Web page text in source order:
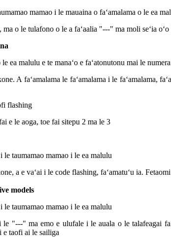
mamao i le mauaina o faʻamalama o le ea
ma o le tulafono o le a faʻaalia "---" ma moli seʻia
ea malulu e te manaʻo e faʻatonutonu mai le
A faʻamalama le faʻamalama i le faʻamalama,
flashing
e le aoga, toe fai sitepu 2 ma le 3
le taumamao mamao i le ea malulu
a e vaʻai i le code flashing, faʻamatuʻu ia.
models
le taumamao mamao i le ea malulu
"---" ma emo e ulufale i le auala o le talafeagai
e taofi ai le sailiga